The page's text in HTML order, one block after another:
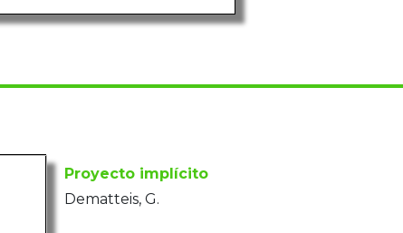
Proyecto implícito
Dematteis, G.